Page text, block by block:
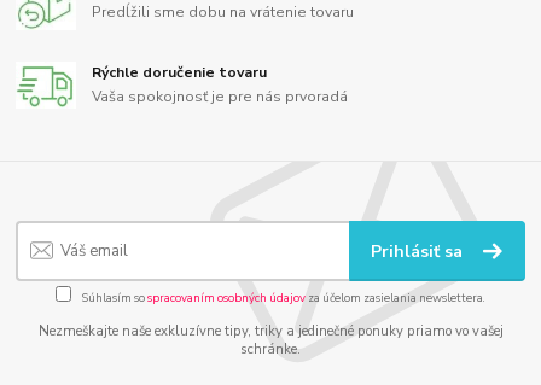
Predĺžili sme dobu na vrátenie tovaru
Rýchle doručenie tovaru
Vaša spokojnosť je pre nás prvoradá
Prihlásiť sa
Súhlasím sospracovaním osobných údajov za účelom zasielania newslettera.
Nezmeškajte naše exkluzívne tipy, triky a jedinečné ponuky priamo vo vašej
schránke.